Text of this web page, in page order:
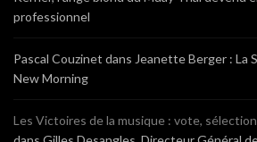
professionnel
Pascal Couzinet dans Jeanette Berger : La
New Morning
Les Victoires de la musique : vote,